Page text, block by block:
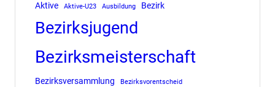
Aktive Aktive-U23 Ausbildung Bezirk
Bezirksjugend
Bezirksmeisterschaft
Bezirksversammlung Bezirksvorentscheid